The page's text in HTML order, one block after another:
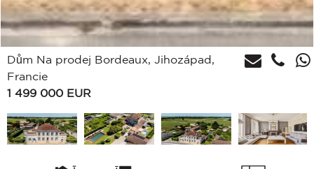
Dům Na prodej Bordeaux, Jihozápad,
Francie
1 499 000 EUR